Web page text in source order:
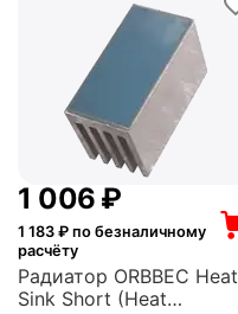
1 006 ₽
1 183 ₽ по безналичному
расчёту
Радиатор ORBBEC Heat
Sink Short (Heat